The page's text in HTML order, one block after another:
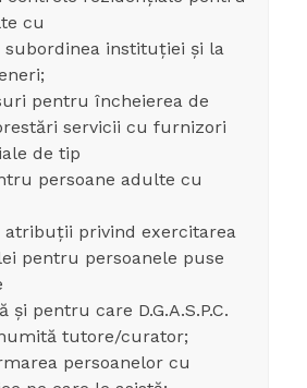
cu
instituției și la
pentru încheierea de
servicii cu furnizori
de tip
persoane adulte cu
atribuții privind exercitarea
pentru persoanele puse
și pentru care D.G.A.S.P.C.
tutore/curator;
persoanelor cu